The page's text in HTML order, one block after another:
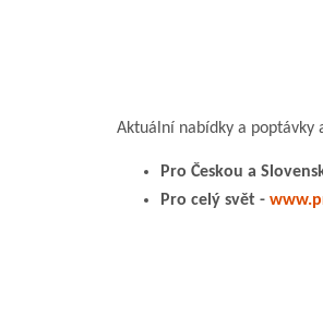
Aktuální nabídky a poptávky
Pro Českou a
Pro celý svět -